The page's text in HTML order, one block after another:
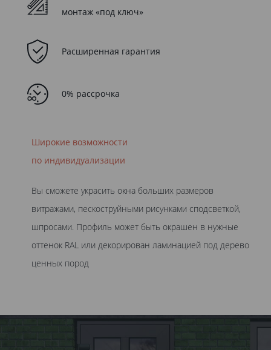
монтаж «под ключ»
Расширенная гарантия
0% рассрочка
Широкие возможности
по индивидуализации
Вы сможете украсить окна больших размеров
витражами, пескоструйными рисунками сподсветкой,
шпросами. Профиль может быть окрашен в нужные
оттенок RAL или декорирован ламинацией под дерево
ценных пород